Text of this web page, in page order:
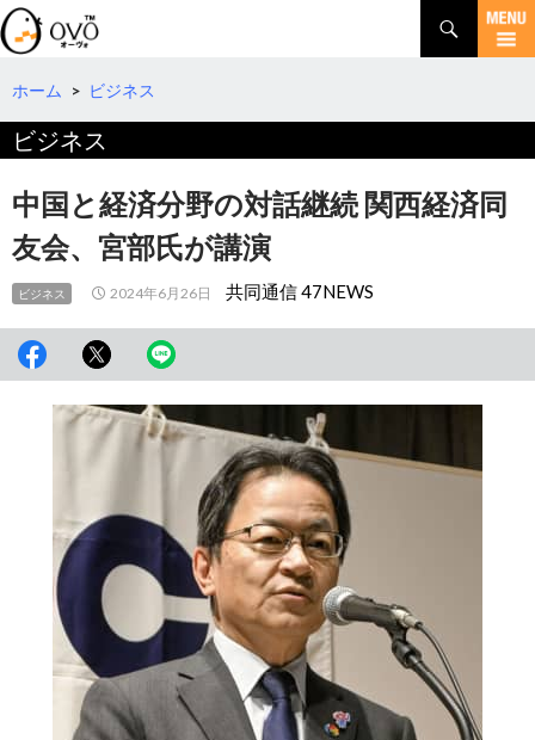
検
索
コ
テ
へ
動
ホーム > ビジネス
ビジネス
中国と経済分野の対話継続 関西経済同
友会、宮部氏が講演
ビジネス 2024年6月26日 共同通信 47NEWS